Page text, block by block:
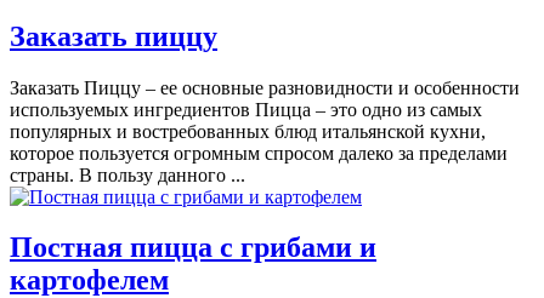
Заказать пиццу
Заказать Пиццу – ее основные разновидности и особенности
используемых ингредиентов Пицца – это одно из самых
популярных и востребованных блюд итальянской кухни,
которое пользуется огромным спросом далеко за пределами
страны. В пользу данного ...
Постная пицца с грибами и
картофелем